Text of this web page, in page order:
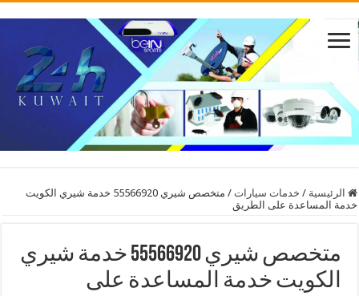
الرئيسية / خدمات سيارات /
متخصص شيري 55566920 خدمة شيري الكويت
خدمة المساعدة على الطريق
متخصص شيري 55566920 خدمة شيري
الكويت خدمة المساعدة على